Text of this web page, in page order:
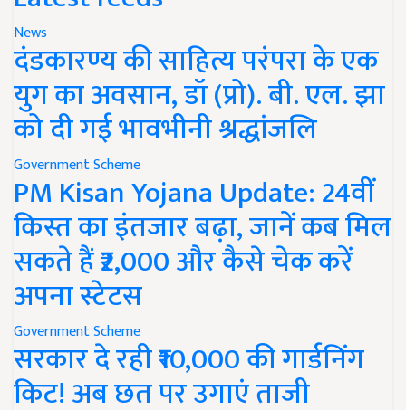
News
दंडकारण्य की साहित्य परंपरा के एक
युग का अवसान, डॉ (प्रो). बी. एल. झा
को दी गई भावभीनी श्रद्धांजलि
Government Scheme
PM Kisan Yojana Update: 24वीं
किस्त का इंतजार बढ़ा, जानें कब मिल
सकते हैं ₹2,000 और कैसे चेक करें
अपना स्टेटस
Government Scheme
सरकार दे रही ₹10,000 की गार्डनिंग
किट! अब छत पर उगाएं ताजी